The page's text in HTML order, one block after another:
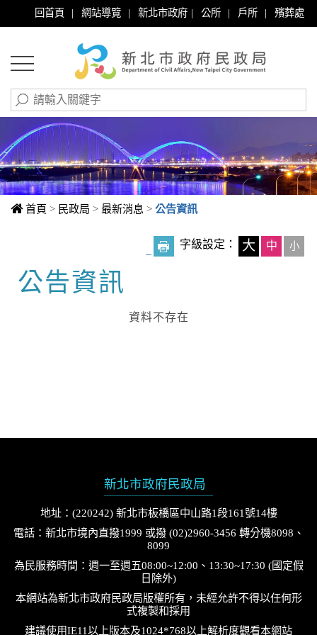
回首頁 | 網站導覽 | 新北市政府 | 公所 | 戶所 | 殯葬處
首頁 > 民政局 > 最新消息 > 公告資訊
字級設定： 大 中 小
中央內容區塊
公告資訊
資料不存在
新北市政府民政局
地址：(220242) 新北市板橋區中山路1段161號14樓
電話：新北市境內直撥1999 或撥 (02)2960-3456 轉分機8098、
8099
為民服務時間：週一至週五08:00~12:00、13:30~17:30 (國定假
日除外)
本網站為新北市政府民政局版權所有，未經允許不得以任何形
式複製和採用
建議使用IE11以上版本及1024*768以上解析度觀看本網站